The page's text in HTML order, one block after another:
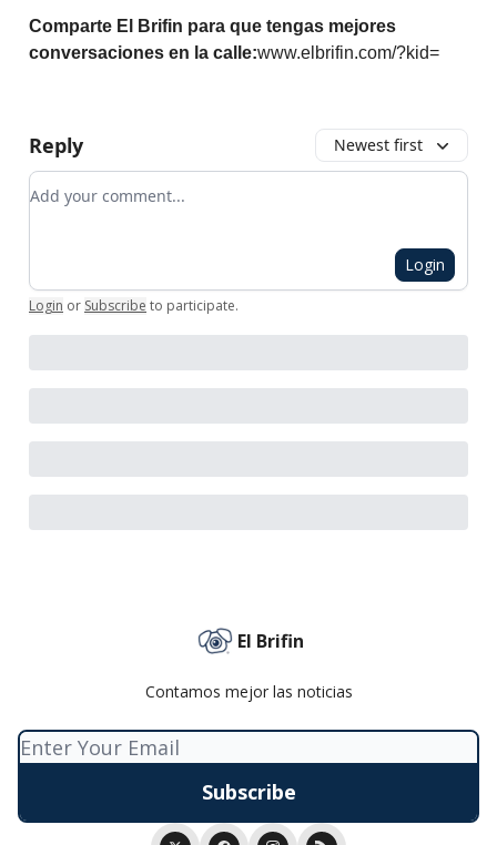
Comparte El Brifin para que tengas mejores
conversaciones en la calle:www.elbrifin.com/?kid=
Reply Newest first
Add your comment
Login
Login or Subscribe to participate.
El Brifin
Contamos mejor las noticias